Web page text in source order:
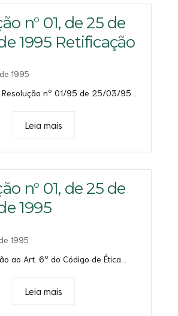
n° 01, de 25 de
1995 Retificação
1995
nº 01/95 de 25/03/95...
Leia mais
n° 01, de 25 de
1995
1995
ao Art. 6º do Código de Ética...
Leia mais